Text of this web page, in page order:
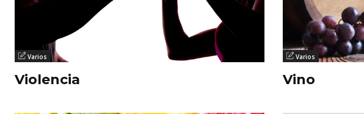
Varios
Violencia
Varios
Vino